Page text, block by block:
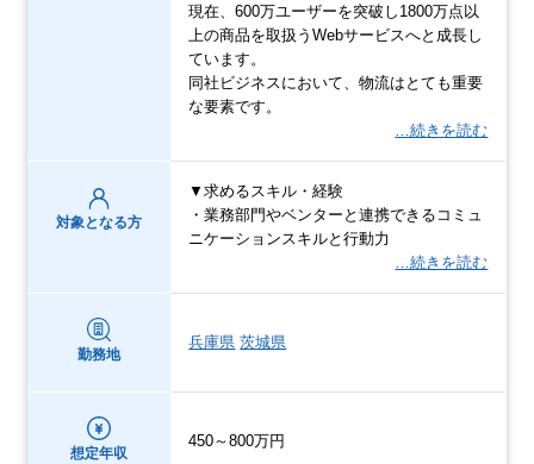
現在、600万ユーザーを突破し1800万点以
上の商品を取扱うWebサービスへと成長し
ています。
同社ビジネスにおいて、物流はとても重要
な要素です。
…続きを読む
対象となる方
▼求めるスキル・経験
・業務部門やベンターと連携できるコミュ
ニケーションスキルと行動力
…続きを読む
勤務地
兵庫県 茨城県
想定年収
450～800万円